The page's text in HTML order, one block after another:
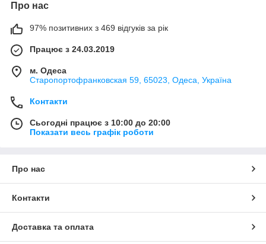
Про нас
97% позитивних з 469 відгуків за рік
Працює з 24.03.2019
м. Одеса
Старопортофранковская 59, 65023, Одеса, Україна
Контакти
Сьогодні працює з 10:00 до 20:00
Показати весь графік роботи
Про нас
Контакти
Доставка та оплата